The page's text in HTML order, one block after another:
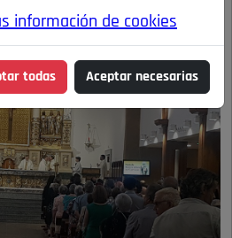
información de cookies
todas Aceptar necesarias